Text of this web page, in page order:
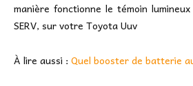
manière fonctionne le témoin
SERV, sur votre Toyota Uuv
À lire aussi : Quel booster de batterie